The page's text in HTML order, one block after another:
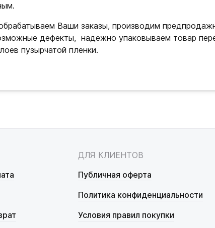
Ваши заказы, производим
дефекты, надежно упаковываем товар
пузырчатой пленки.
ДЛЯ КЛИЕНТОВ
Публичная оферта
Политика конфиденциальности
Условия правил покупки